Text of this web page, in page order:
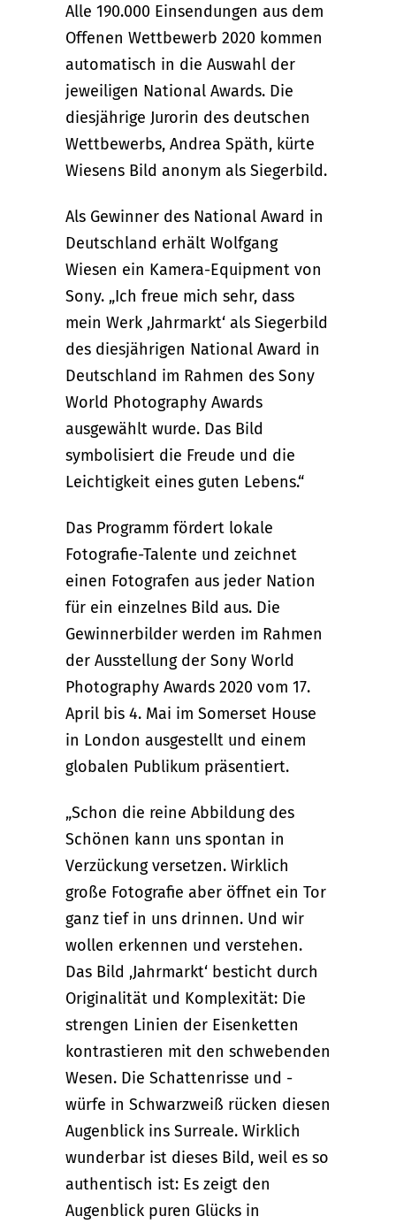
Alle 190.000 Einsendungen aus dem
Offenen Wettbewerb 2020 kommen
automatisch in die Auswahl der
jeweiligen National Awards. Die
diesjährige Jurorin des deutschen
Wettbewerbs, Andrea Späth, kürte
Wiesens Bild anonym als Siegerbild.
Als Gewinner des National Award in
Deutschland erhält Wolfgang
Wiesen ein Kamera-Equipment von
Sony. „Ich freue mich sehr, dass
mein Werk ,Jahrmarkt‘ als Siegerbild
des diesjährigen National Award in
Deutschland im Rahmen des Sony
World Photography Awards
ausgewählt wurde. Das Bild
symbolisiert die Freude und die
Leichtigkeit eines guten Lebens.“
Das Programm fördert lokale
Fotografie-Talente und zeichnet
einen Fotografen aus jeder Nation
für ein einzelnes Bild aus. Die
Gewinnerbilder werden im Rahmen
der Ausstellung der Sony World
Photography Awards 2020 vom 17.
April bis 4. Mai im Somerset House
in London ausgestellt und einem
globalen Publikum präsentiert.
„Schon die reine Abbildung des
Schönen kann uns spontan in
Verzückung versetzen. Wirklich
große Fotografie aber öffnet ein Tor
ganz tief in uns drinnen. Und wir
wollen erkennen und verstehen.
Das Bild ‚Jahrmarkt‘ besticht durch
Originalität und Komplexität: Die
strengen Linien der Eisenketten
kontrastieren mit den schwebenden
Wesen. Die Schattenrisse und -
würfe in Schwarzweiß rücken diesen
Augenblick ins Surreale. Wirklich
wunderbar ist dieses Bild, weil es so
authentisch ist: Es zeigt den
Augenblick puren Glücks in